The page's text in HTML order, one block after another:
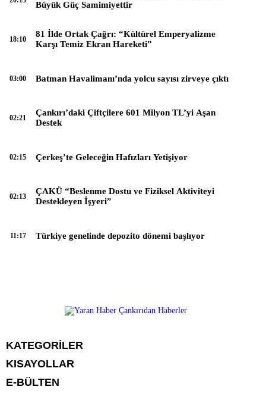
Büyük Güç Samimiyettir
81 İlde Ortak Çağrı: “Kültürel Emperyalizme
Karşı Temiz Ekran Hareketi”
18:10
Batman Havalimanı’nda yolcu sayısı zirveye çıktı
03:00
Çankırı’daki Çiftçilere 601 Milyon TL’yi Aşan
Destek
02:21
Çerkeş’te Geleceğin Hafızları Yetişiyor
02:15
ÇAKÜ “Beslenme Dostu ve Fiziksel Aktiviteyi
Destekleyen İşyeri”
02:13
Türkiye genelinde depozito dönemi başlıyor
11:17
KATEGORİLER
Gündem
KISAYOLLAR
E-BÜLTEN